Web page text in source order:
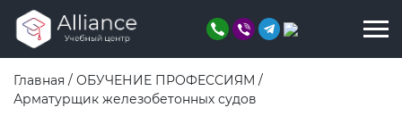
Главная / ОБУЧЕНИЕ ПРОФЕССИЯМ /
Арматурщик железобетонных судов